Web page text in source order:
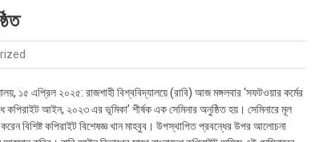
১৫ এপ্রিল ২০২৫: রাজশাহী বিশ্ববিদ্যালয়ে (রাবি) আজ মঙ্গলবার ‘সফটওয়ার কর্মের
কপিরাইট আইন, ২০২৩ এর ভূমিকা’ শীর্ষক এক সেমিনার অনুষ্ঠিত হয়। সেমিনারে মূল
বিশিষ্ট কপিরাইট বিশেষজ্ঞ খান মাহবুব। উপস্থাপিত প্রবন্ধের উপর আলোচনা